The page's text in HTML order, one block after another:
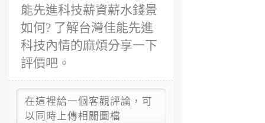
能先進科技薪資薪水錢景
如何? 了解台灣佳能先進
科技內情的麻煩分享一下
評價吧。